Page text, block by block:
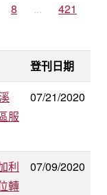
8 ...
421
登刊日期
服
07/21/2020
利
轉
07/09/2020